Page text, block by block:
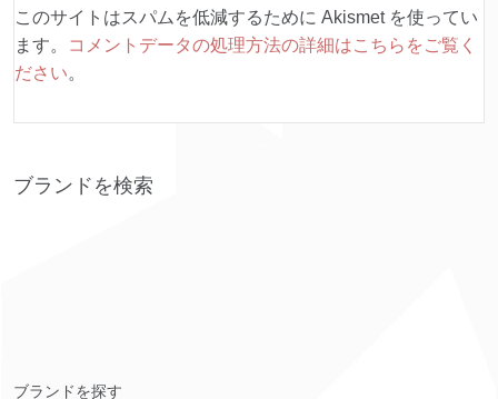
このサイトはスパムを低減するために Akismet を使ってい
ます。
コメントデータの処理方法の詳細はこちらをご覧く
ださい。
ブランドを検索
ブランドを探す